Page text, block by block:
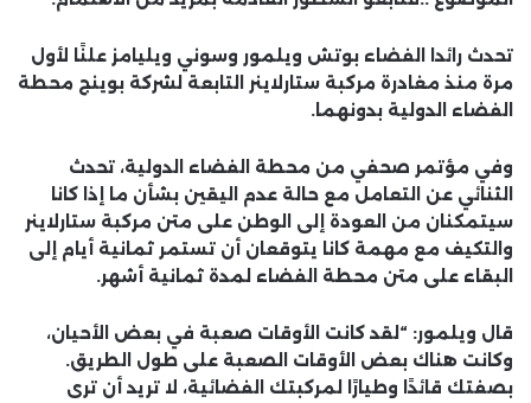
تحدث رائدا الفضاء بوتش ويلمور وسوني ويليامز علنًا لأول
مرة منذ مغادرة مركبة ستارلاينر التابعة لشركة بوينج محطة
الفضاء الدولية بدونهما.
وفي مؤتمر صحفي من محطة الفضاء الدولية، تحدث
الثنائي عن التعامل مع حالة عدم اليقين بشأن ما إذا كانا
سيتمكنان من العودة إلى الوطن على متن مركبة ستارلاينر
والتكيف مع مهمة كانا يتوقعان أن تستمر ثمانية أيام إلى
البقاء على متن محطة الفضاء لمدة ثمانية أشهر.
قال ويلمور: “لقد كانت الأوقات صعبة في بعض الأحيان،
وكانت هناك بعض الأوقات الصعبة على طول الطريق.
بصفتك قائدًا وطيارًا لمركبتك الفضائية، لا تريد أن ترى